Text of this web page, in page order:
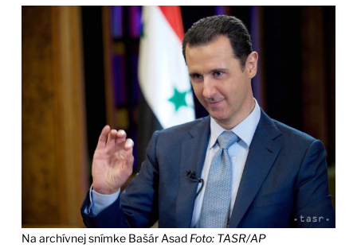
Na archívnej snímke Bašár Asad Foto: TASR/AP